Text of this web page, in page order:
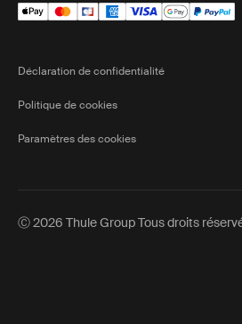
Déclaration de confidentialité
Politique de cookies
Paramètres des cookies
Ⓒ 2026 Thule Group Tous droits